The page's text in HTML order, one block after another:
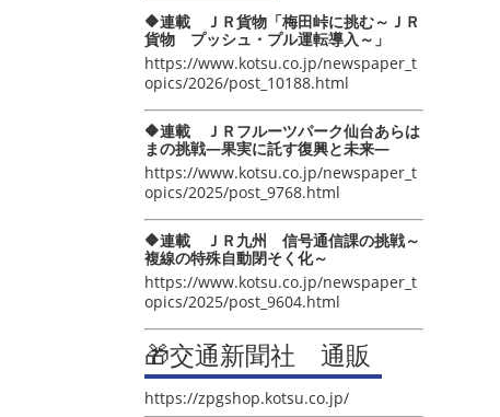
🔶連載 ＪＲ貨物「梅田峠に挑む～ＪＲ
貨物 プッシュ・プル運転導入～」
https://www.kotsu.co.jp/newspaper_t
opics/2026/post_10188.html
🔶連載 ＪＲフルーツパーク仙台あらは
まの挑戦―果実に託す復興と未来―
https://www.kotsu.co.jp/newspaper_t
opics/2025/post_9768.html
🔶連載 ＪＲ九州 信号通信課の挑戦～
複線の特殊自動閉そく化～
https://www.kotsu.co.jp/newspaper_t
opics/2025/post_9604.html
🎁交通新聞社 通販
https://zpgshop.kotsu.co.jp/